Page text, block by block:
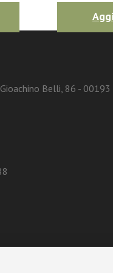
Belli, 86 - 00193